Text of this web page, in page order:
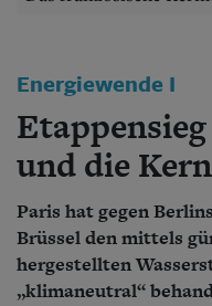
Energiewende I
und die
Paris hat gegen
Brüssel den mittels
hergestellten
„klimaneutral“